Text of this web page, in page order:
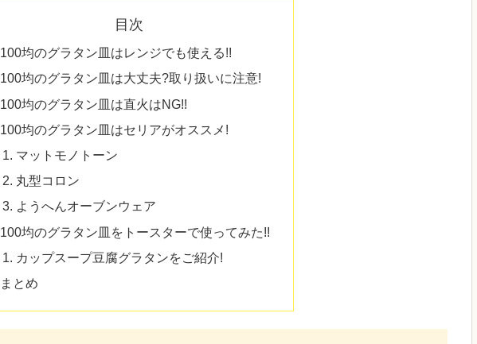
目次
100均のグラタン皿はレンジでも使える!!
100均のグラタン皿は大丈夫?取り扱いに注意!
100均のグラタン皿は直火はNG!!
100均のグラタン皿はセリアがオススメ!
マットモノトーン
丸型コロン
ようへんオーブンウェア
100均のグラタン皿をトースターで使ってみた!!
カップスープ豆腐グラタンをご紹介!
まとめ